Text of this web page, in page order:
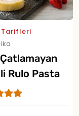
Rulo Pasta